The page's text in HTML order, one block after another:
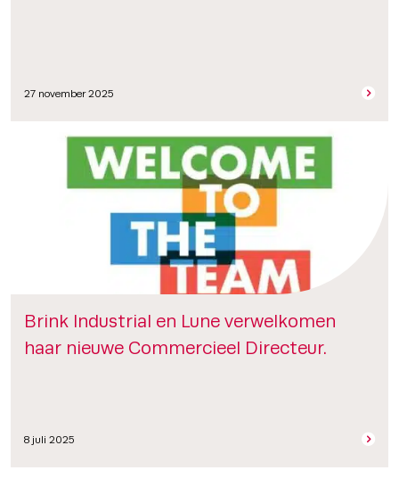
27 november 2025
Brink Industrial en Lune verwelkomen
haar nieuwe Commercieel Directeur.
8 juli 2025